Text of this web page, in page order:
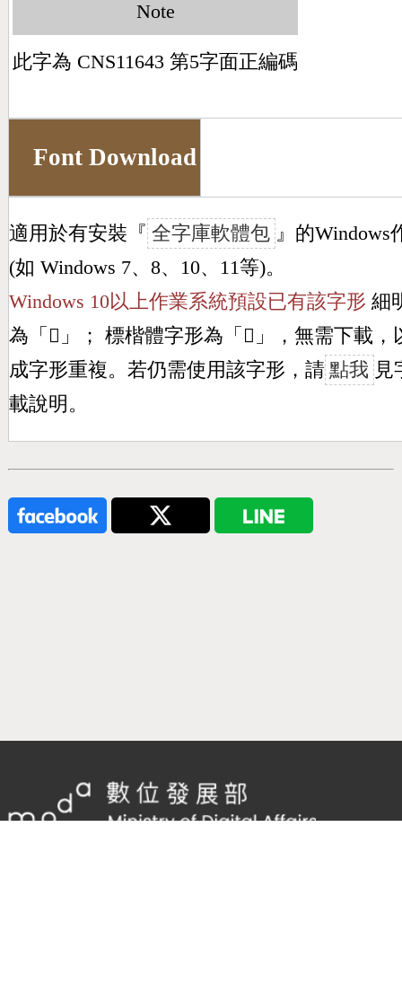
Note
此字為 CNS11643 第5字面正編碼
Font Download
適用於有安裝『 全字庫軟體包 』的Windows
(如 Windows 7、8、10、11等)。
Windows 10以上作業系統預設已有該字形 細
為「 𠥮 」； 標楷體字形為「 𠥮 」，無需下載，
成字形重複。若仍需使用該字形，請 點我 見
載說明。